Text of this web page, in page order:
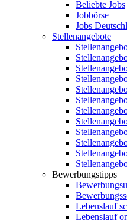
Beliebte Jobs
Jobbörse
Jobs
Stellenangebote
Bewerbungstipps
Lebenslauf
Lebenslauf